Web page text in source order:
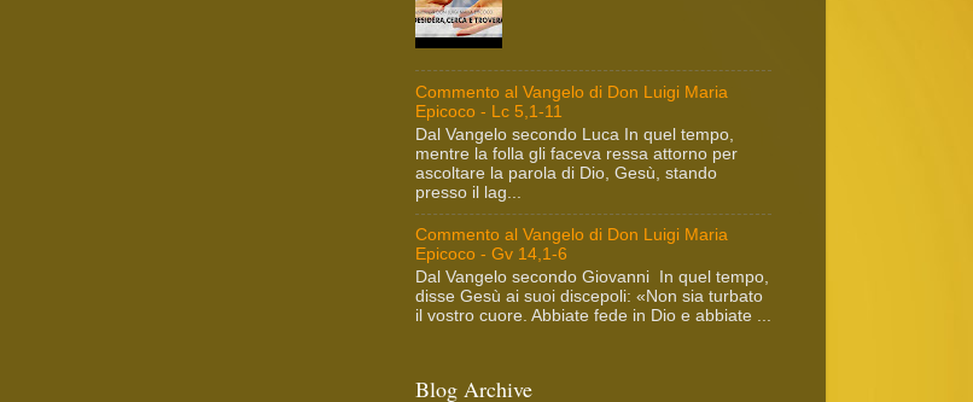
Commento al Vangelo di Don Luigi Maria
Epicoco - Lc 5,1-11
Dal Vangelo secondo Luca In quel tempo,
mentre la folla gli faceva ressa attorno per
ascoltare la parola di Dio, Gesù, stando
presso il lag...
Commento al Vangelo di Don Luigi Maria
Epicoco - Gv 14,1-6
Dal Vangelo secondo Giovanni In quel tempo,
disse Gesù ai suoi discepoli: «Non sia turbato
il vostro cuore. Abbiate fede in Dio e abbiate ...
Blog Archive